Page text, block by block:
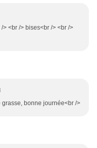
<br /> bises<br /> <br />
bonne journée<br />